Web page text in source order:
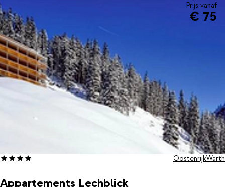
Prijs vanaf
€ 75
Appartements Lechblick
OostenrijkWarth